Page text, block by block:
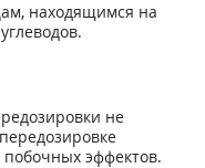
находящимся на
не
эффектов.